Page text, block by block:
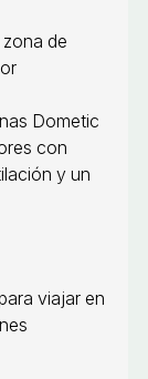
de
Dometic
con
y un
viajar en